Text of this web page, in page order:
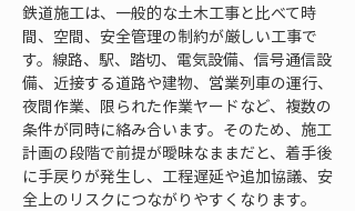
鉄道施工は、一般的な土木工事と比べて時
間、空間、安全管理の制約が厳しい工事で
す。線路、駅、踏切、電気設備、信号通信設
備、近接する道路や建物、営業列車の運行、
夜間作業、限られた作業ヤードなど、複数の
条件が同時に絡み合います。そのため、施工
計画の段階で前提が曖昧なままだと、着手後
に手戻りが発生し、工程遅延や追加協議、安
全上のリスクにつながりやすくなります。